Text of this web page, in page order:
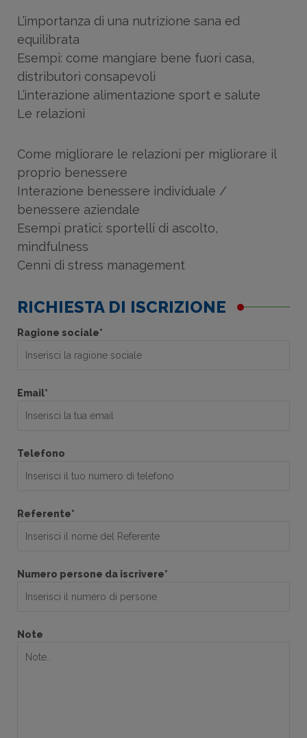
L’importanza di una nutrizione sana ed
equilibrata
Esempi: come mangiare bene fuori casa,
distributori consapevoli
L’interazione alimentazione sport e salute
Le relazioni
Come migliorare le relazioni per migliorare il
proprio benessere
Interazione benessere individuale /
benessere aziendale
Esempi pratici: sportelli di ascolto,
mindfulness
Cenni di stress management
RICHIESTA DI ISCRIZIONE
Ragione sociale*
Email*
Telefono
Referente*
Numero persone da iscrivere*
Note